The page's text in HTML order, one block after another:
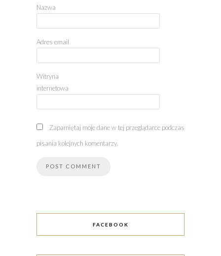
Nazwa
Adres email
Witryna
internetowa
Zapamiętaj moje dane w tej przeglądarce podczas
pisania kolejnych komentarzy.
FACEBOOK